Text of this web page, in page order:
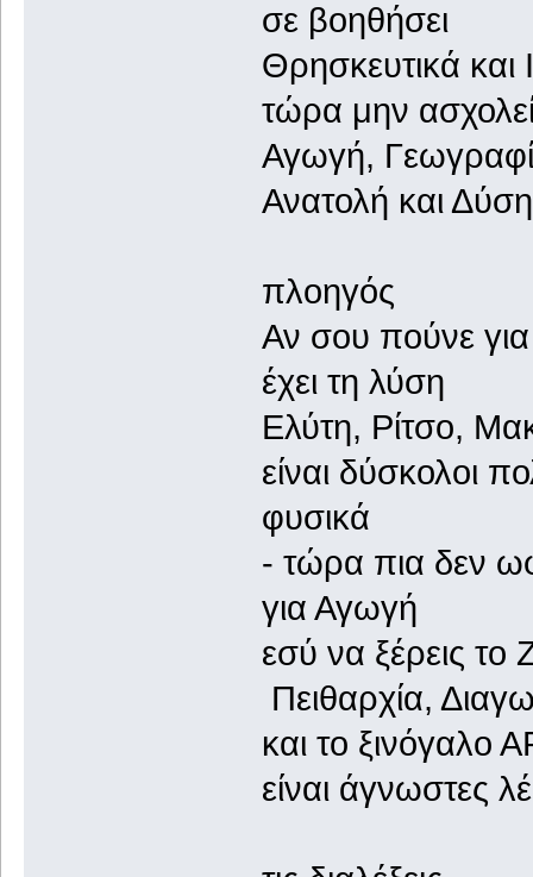
σε βοηθήσει
τώρα μην
Αγωγή,
Ανατολή και Δύση
πλοηγός
Αν σου
έχει τη λύση
Ελύτη, Ρίτσο,
είναι
- τώρα πια
για Αγωγή
εσύ να
Πειθαρχία,
και το
είναι άγνωστες